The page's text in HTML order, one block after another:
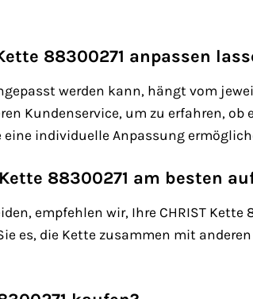
88300271 anpassen
werden kann, hängt vom
Kundenservice, um zu erfahren, ob
individuelle Anpassung
88300271 am besten
empfehlen wir, Ihre CHRIST
es, die Kette zusammen mit